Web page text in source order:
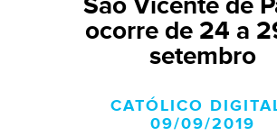
São Vicente de
ocorre de 24 a
setembro
CATÓLICO
09/09/2019